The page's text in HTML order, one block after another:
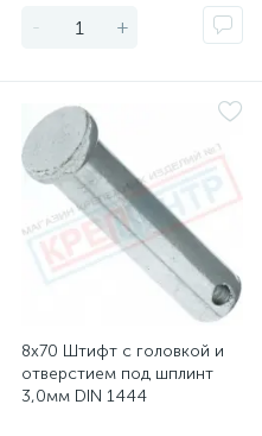
- +
8х70 Штифт с головкой и
отверстием под шплинт
3,0мм DIN 1444